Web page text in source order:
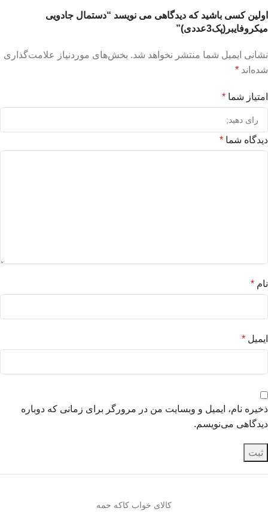
اولین کسی باشید که دیدگاهی می نویسد “دستمال جادویی
میکروفایبر(پک3عددی)”
نشانی ایمیل شما منتشر نخواهد شد. بخش‌های موردنیاز علامت‌گذاری
شده‌اند *
امتیاز شما *
دیدگاه شما *
نام *
ایمیل *
ذخیره نام، ایمیل و وبسایت من در مرورگر برای زمانی که دوباره
دیدگاهی می‌نویسم.
کالای خواب کاکه حمه